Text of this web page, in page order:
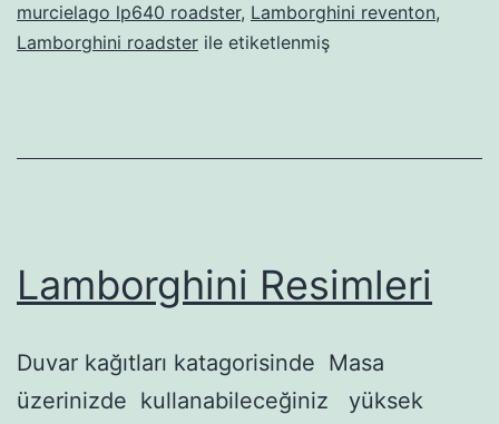
murcielago lp640 roadster, Lamborghini reventon,
Lamborghini roadster ile etiketlenmiş
Lamborghini Resimleri
Duvar kağıtları katagorisinde Masa
üzerinizde kullanabileceğiniz yüksek